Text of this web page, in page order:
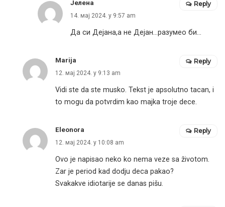
Јелена
14. мај 2024. у 9:57 am
Да си Дејана,а не Дејан…разумео би…
Reply
Marija
12. мај 2024. у 9:13 am
Vidi ste da ste musko. Tekst je apsolutno tacan, i
to mogu da potvrdim kao majka troje dece.
Reply
Eleonora
12. мај 2024. у 10:08 am
Ovo je napisao neko ko nema veze sa životom.
Zar je period kad dodju deca pakao?
Svakakve idiotarije se danas pišu.
Reply